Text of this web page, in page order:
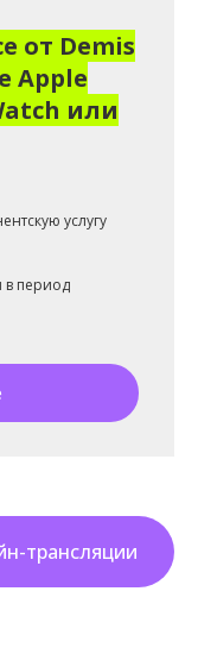
от Demis
Apple
или
услугу
в период
трансляции
блог по экспертному контенту